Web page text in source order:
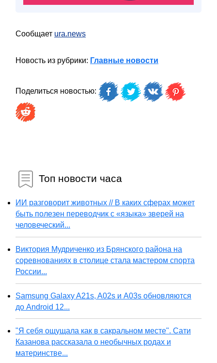
Сообщает ura.news
Новость из рубрики: Главные новости
Поделиться новостью:
Топ новости часа
ИИ разговорит животных // В каких сферах может
быть полезен переводчик с «языка» зверей на
человеческий...
Виктория Мудриченко из Брянского района на
соревнованиях в столице стала мастером спорта
России...
Samsung Galaxy A21s, A02s и A03s обновляются
до Android 12...
"Я себя ощущала как в сакральном месте". Сати
Казанова рассказала о необычных родах и
материнстве...